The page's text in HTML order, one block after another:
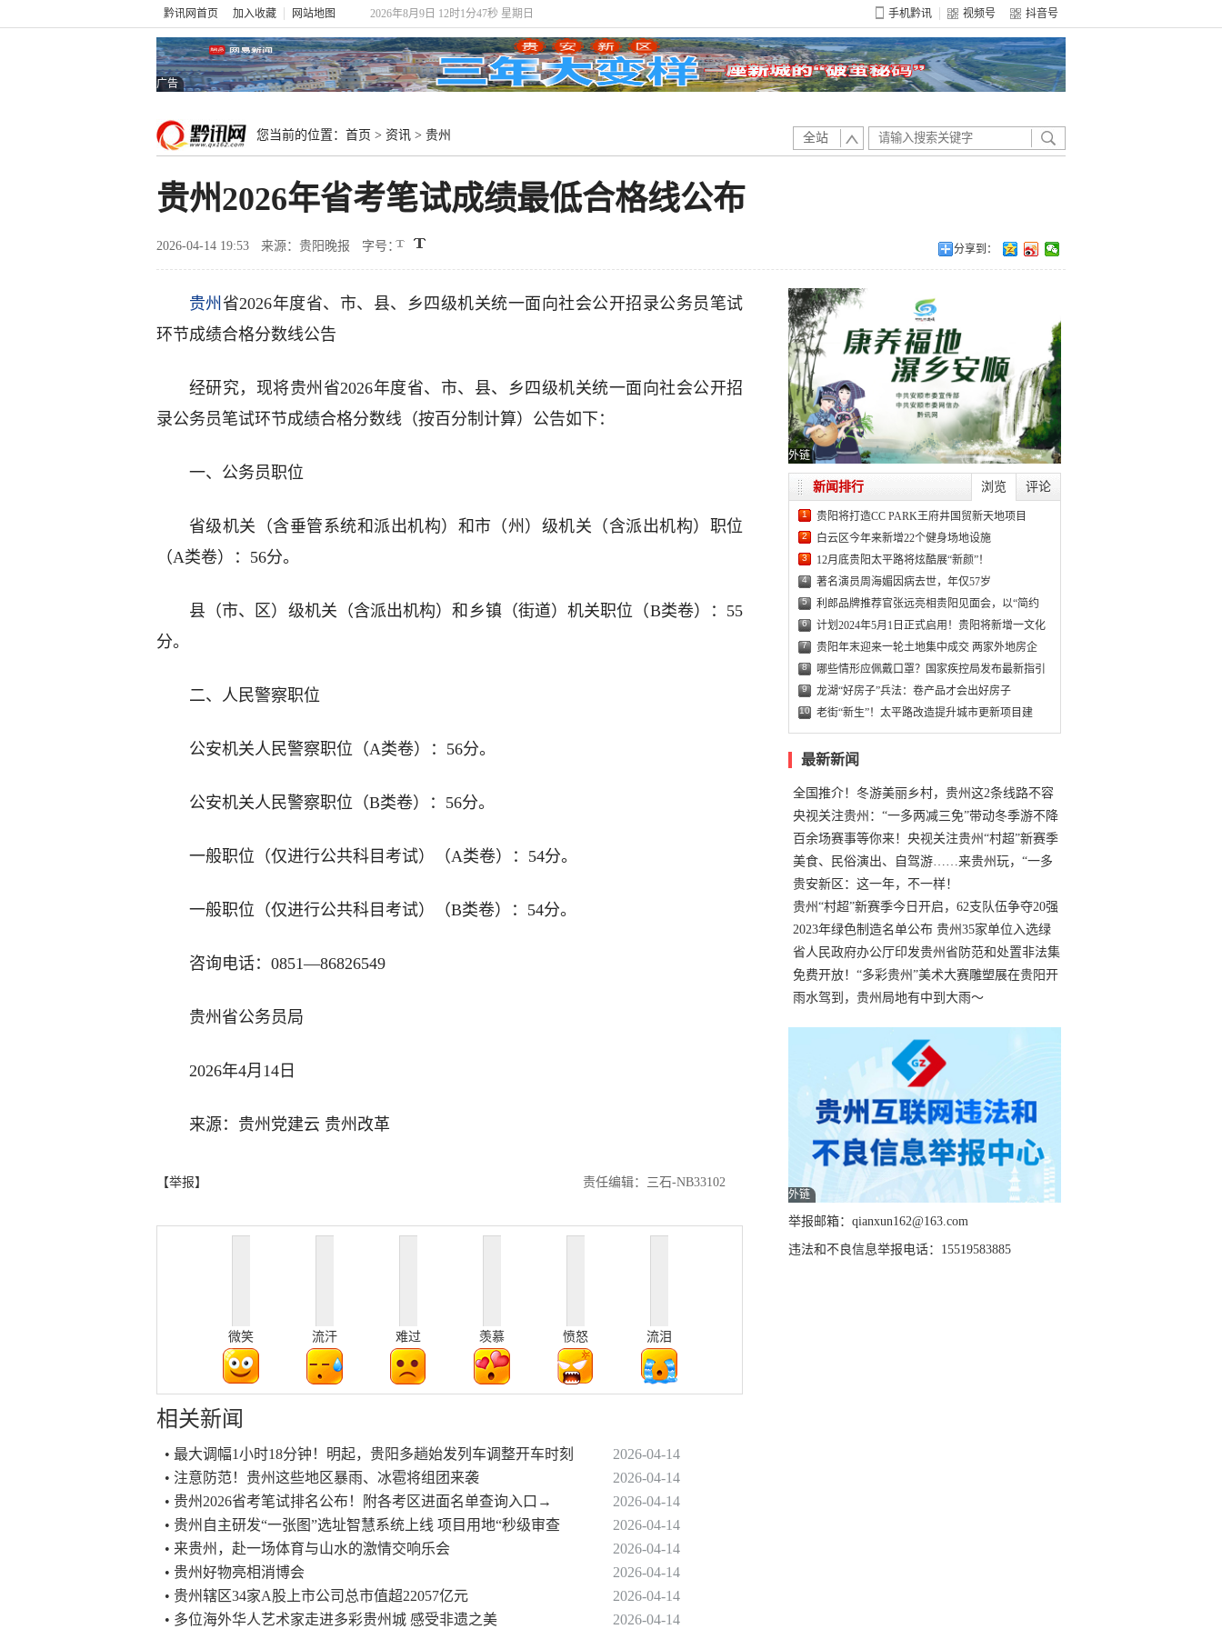
黔讯网首页 加入收藏 网站地图 2026年8月9日 12时1分47秒 星期日 手机黔讯 视频号 抖音号
广告
您当前的位置： 首页 > 资讯 > 贵州 全站
贵州2026年省考笔试成绩最低合格线公布
2026-04-14 19:53 来源：贵阳晚报 字号： 分享到：
贵州 省2026年度省、市、县、乡四级机关统一面向社会公开招录公务员笔试
环节成绩合格分数线公告
经研究，现将贵州省2026年度省、市、县、乡四级机关统一面向社会公开招
录公务员笔试环节成绩合格分数线（按百分制计算）公告如下：
一、公务员职位
省级机关（含垂管系统和派出机构）和市（州）级机关（含派出机构）职位
（A类卷）：56分。
县（市、区）级机关（含派出机构）和乡镇（街道）机关职位（B类卷）：55
分。
二、人民警察职位
公安机关人民警察职位（A类卷）：56分。
公安机关人民警察职位（B类卷）：56分。
一般职位（仅进行公共科目考试）（A类卷）：54分。
一般职位（仅进行公共科目考试）（B类卷）：54分。
咨询电话：0851—86826549
贵州省公务员局
2026年4月14日
来源：贵州党建云 贵州改革
【举报】 责任编辑：三石-NB33102
微笑 流汗 难过 羡慕 愤怒 流泪
相关新闻
• 最大调幅1小时18分钟！明起，贵阳多趟始发列车调整开车时刻
2026-04-14
• 注意防范！贵州这些地区暴雨、冰雹将组团来袭
2026-04-14
• 贵州2026省考笔试排名公布！附各考区进面名单查询入口→
2026-04-14
• 贵州自主研发“一张图”选址智慧系统上线 项目用地“秒级审查
2026-04-14
• 来贵州，赴一场体育与山水的激情交响乐会
2026-04-14
• 贵州好物亮相消博会
2026-04-14
• 贵州辖区34家A股上市公司总市值超22057亿元
2026-04-14
• 多位海外华人艺术家走进多彩贵州城 感受非遗之美
2026-04-14
外链
浏览 评论
新闻排行
1 贵阳将打造CC PARK王府井国贸新天地项目
2 白云区今年来新增22个健身场地设施
3 12月底贵阳太平路将炫酷展“新颜”！
4 著名演员周海媚因病去世，年仅57岁
5 利郎品牌推荐官张远亮相贵阳见面会，以“简约
6 计划2024年5月1日正式启用！贵阳将新增一文化
7 贵阳年末迎来一轮土地集中成交 两家外地房企
8 哪些情形应佩戴口罩？国家疾控局发布最新指引
9 龙湖“好房子”兵法：卷产品才会出好房子
10 老街“新生”！太平路改造提升城市更新项目建
最新新闻
全国推介！冬游美丽乡村，贵州这2条线路不容
错过
央视关注贵州：“一多两减三免”带动冬季游不降
温
百余场赛事等你来！央视关注贵州“村超”新赛季
正式“打响”
美食、民俗演出、自驾游……来贵州玩，“一多
两减三免”！
贵安新区：这一年，不一样！
贵州“村超”新赛季今日开启，62支队伍争夺20强
名额
2023年绿色制造名单公布 贵州35家单位入选绿
色工厂
省人民政府办公厅印发贵州省防范和处置非法集
资工作实施细则
免费开放！“多彩贵州”美术大赛雕塑展在贵阳开
展，持续至1月19日
雨水驾到，贵州局地有中到大雨～
外链
举报邮箱：qianxun162@163.com
违法和不良信息举报电话：15519583885